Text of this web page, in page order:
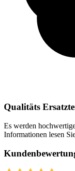
Qualitäts
Es werden
Informationen lesen